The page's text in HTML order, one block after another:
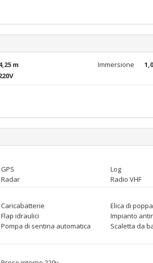
m Immersione
GPS
Log
Radar Radio VHF
Caricabatterie
Elica di
Flap idraulici
Impianto
Pompa di sentina automatica
Scaletta da